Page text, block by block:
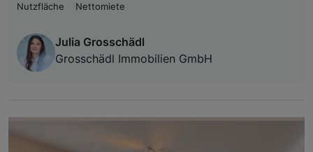
Nutzfläche
Nettomiete
Julia Grosschädl
Grosschädl Immobilien GmbH